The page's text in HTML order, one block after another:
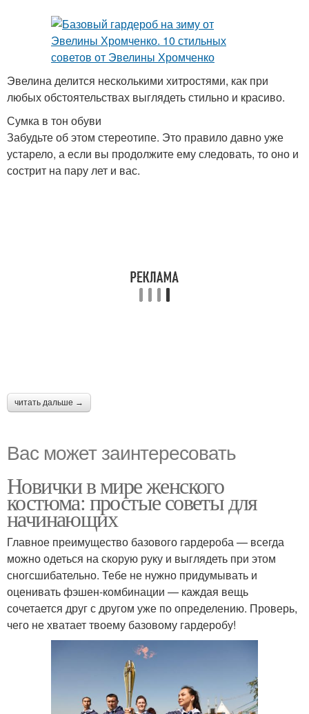
Эвелина делится несколькими хитростями, как при
любых обстоятельствах выглядеть стильно и красиво.
Сумка в тон обуви
Забудьте об этом стереотипе. Это правило давно уже
устарело, а если вы продолжите ему следовать, то оно и
сострит на пару лет и вас.
читать дальше →
Вас может заинтересовать
Новички в мире женского
костюма: простые советы для
начинающих
Главное преимущество базового гардероба — всегда
можно одеться на скорую руку и выглядеть при этом
сногсшибательно. Тебе не нужно придумывать и
оценивать фэшен-комбинации — каждая вещь
сочетается друг с другом уже по определению. Проверь,
чего не хватает твоему базовому гардеробу!